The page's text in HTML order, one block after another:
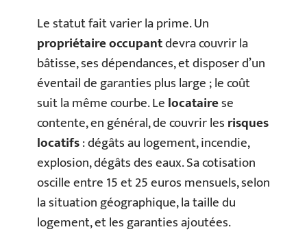
Le statut fait varier la prime. Un
propriétaire occupantdevra couvrir la
bâtisse, ses dépendances, et disposer d’un
éventail de garanties plus large ; le coût
suit la même courbe. Lelocatairese
contente, en général, de couvrir lesrisques
locatifs: dégâts au logement, incendie,
explosion, dégâts des eaux. Sa cotisation
oscille entre 15 et 25 euros mensuels, selon
la situation géographique, la taille du
logement, et les garanties ajoutées.